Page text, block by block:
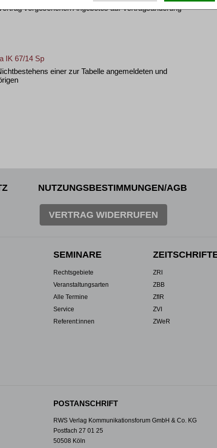
vorgesehenen Angebotes auf Vertragsänderung
IK 67/14 Sp
einer zur Tabelle angemeldeten und
NUTZUNGSBESTIMMUNGEN/AGB
VERTRAG WIDERRUFEN
SEMINARE
Rechtsgebiete
Veranstaltungsarten
Alle Termine
Service
Referent:innen
ZRI
ZBB
ZfIR
ZVI
ZWeR
POSTANSCHRIFT
RWS Verlag Kommunikationsforum GmbH & Co. KG
Postfach 27 01 25
50508 Köln